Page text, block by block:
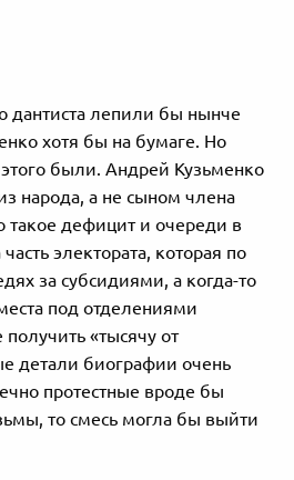
дантиста лепили бы нынче
хотя бы на бумаге. Но
были. Андрей Кузьменко
народа, а не сыном члена
такое дефицит и очереди в
электората, которая по
за субсидиями, а когда-то
под отделениями
«тысячу от
детали биографии очень
протестные вроде бы
то смесь могла бы выйти